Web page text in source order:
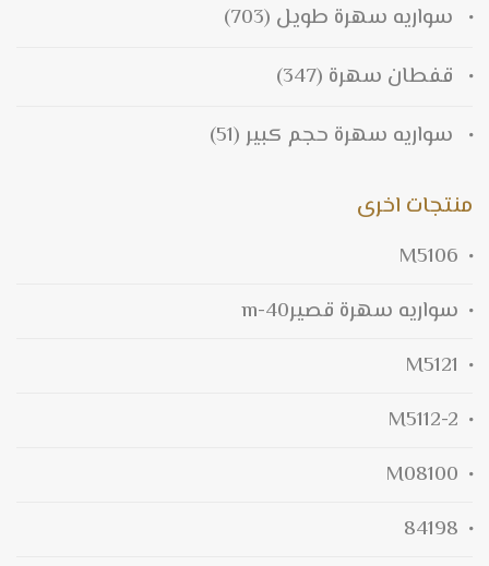
سواريه سهرة طويل (703)
قفطان سهرة (347)
سواريه سهرة حجم كبير (51)
منتجات اخرى
M5106
سواريه سهرة قصيرm-40
M5121
M5112-2
M08100
84198